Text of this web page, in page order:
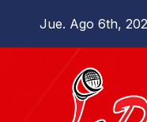
Jue. Ago 6th,